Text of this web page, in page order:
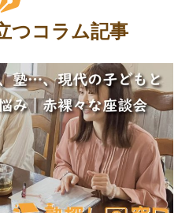
つコラム記事